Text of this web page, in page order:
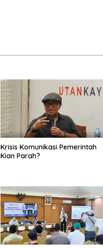
Krisis Komunikasi Pemerintah
Kian Parah?